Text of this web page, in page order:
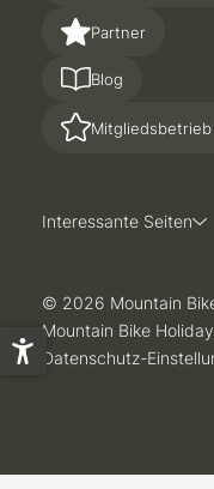
Partner
Blog
Interessante Seiten
© 2026 Mountain
Mountain Bike
Datenschutz-